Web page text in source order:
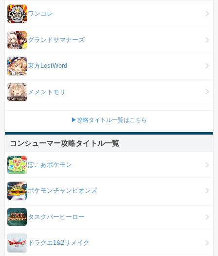
ワンコレ
グランドサマナーズ
東方LostWord
メメントモリ
▶攻略タイトル一覧はこちら
コンシューマー攻略タイトル一覧
ぽこあポケモン
ポケモンチャンピオンズ
タスクバーヒーロー
ドラクエ1&2リメイク